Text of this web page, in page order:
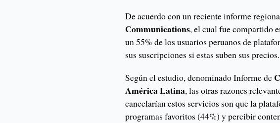
De acuerdo con un reciente informe
Communications, el cual fue compartido
un 55% de los usuarios peruanos de
sus suscripciones si estas suben sus precios.
Según el estudio, denominado Informe de
América Latina, las otras razones
cancelarían estos servicios son que la
programas favoritos (44%) y percibir